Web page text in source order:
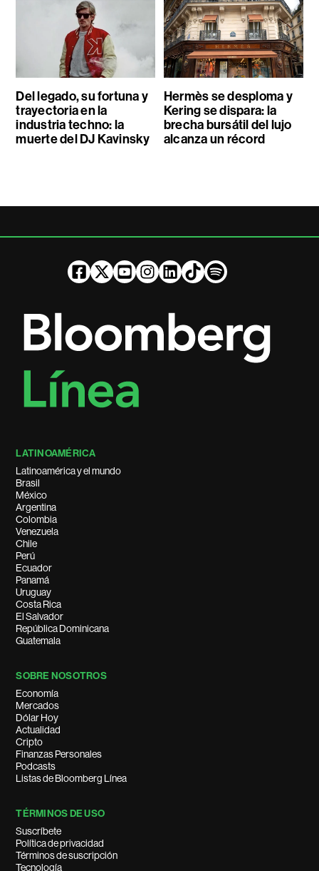
Del legado, su fortuna y
trayectoria en la
industria techno: la
muerte del DJ Kavinsky
Hermès se desploma y
Kering se dispara: la
brecha bursátil del lujo
alcanza un récord
LATINOAMÉRICA
Latinoamérica y el mundo
Brasil
México
Argentina
Colombia
Venezuela
Chile
Perú
Ecuador
Panamá
Uruguay
Costa Rica
El Salvador
República Dominicana
Guatemala
SOBRE NOSOTROS
Economía
Mercados
Dólar Hoy
Actualidad
Cripto
Finanzas Personales
Podcasts
Listas de Bloomberg Línea
TÉRMINOS DE USO
Suscríbete
Política de privacidad
Términos de suscripción
Tecnología